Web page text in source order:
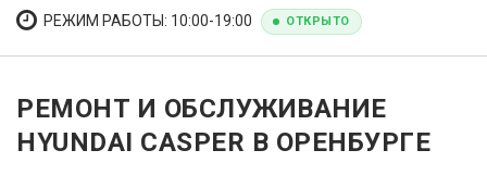
РЕЖИМ РАБОТЫ: 10:00-19:00 ОТКРЫТО
РЕМОНТ И ОБСЛУЖИВАНИЕ
HYUNDAI CASPER В ОРЕНБУРГЕ